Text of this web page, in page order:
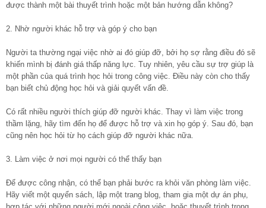
được thành một bài thuyết trình hoặc một bản hướng dẫn không?
2. Nhờ người khác hỗ trợ và góp ý cho bạn
Người ta thường ngại việc nhờ ai đó giúp đỡ, bởi họ sợ rằng điều đó sẽ
khiến mình bị đánh giá thấp năng lực. Tuy nhiên, yêu cầu sự trợ giúp là
một phần của quá trình học hỏi trong công việc. Điều này còn cho thấy
bạn biết chủ động học hỏi và giải quyết vấn đề.
Có rất nhiều người thích giúp đỡ người khác. Thay vì làm việc trong
thầm lặng, hãy tìm đến họ để được hỗ trợ và xin họ góp ý. Sau đó, bạn
cũng nên học hỏi từ họ cách giúp đỡ người khác nữa.
3. Làm việc ở nơi mọi người có thể thấy bạn
Để được công nhận, có thể bạn phải bước ra khỏi văn phòng làm việc.
Hãy viết một quyển sách, lập một trang blog, tham gia một dự án phụ,